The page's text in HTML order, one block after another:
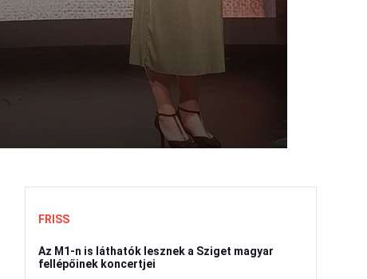
FRISS
Az M1-n is láthatók lesznek a Sziget magyar
fellépőinek koncertjei